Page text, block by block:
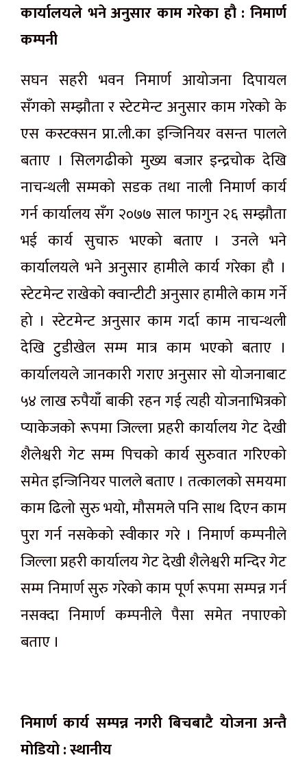
कार्यालयले भने अनुसार काम गरेका हौ : निमार्ण
कम्पनी
सघन सहरी भवन निमार्ण आयोजना दिपायल
सँगको सम्झौता र स्टेटमेन्ट अनुसार काम गरेको के
एस कस्टक्सन प्रा.ली.का इन्जिनियर वसन्त पालले
बताए । सिलगढीको मुख्य बजार इन्द्रचोक देखि
नाचन्थली सम्मको सडक तथा नाली निमार्ण कार्य
गर्न कार्यालय सँग २०७७ साल फागुन २६ सम्झौता
भई कार्य सुचारु भएको बताए । उनले भने
कार्यालयले भने अनुसार हामीले कार्य गरेका हौ ।
स्टेटमेन्ट राखेको क्वान्टीटी अनुसार हामीले काम गर्ने
हो । स्टेटमेन्ट अनुसार काम गर्दा काम नाचन्थली
देखि टुडीखेल सम्म मात्र काम भएको बताए ।
कार्यालयले जानकारी गराए अनुसार सो योजनाबाट
५४ लाख रुपैयाँ बाकी रहन गई त्यही योजनाभित्रको
प्याकेजको रूपमा जिल्ला प्रहरी कार्यालय गेट देखी
शैलेश्वरी गेट सम्म पिचको कार्य सुरुवात गरिएको
समेत इन्जिनियर पालले बताए । तत्कालको समयमा
काम ढिलो सुरु भयो, मौसमले पनि साथ दिएन काम
पुरा गर्न नसकेको स्वीकार गरे । निमार्ण कम्पनीले
जिल्ला प्रहरी कार्यालय गेट देखी शैलेश्वरी मन्दिर गेट
सम्म निमार्ण सुरु गरेको काम पूर्ण रूपमा सम्पन्न गर्न
नसक्दा निमार्ण कम्पनीले पैसा समेत नपाएको
बताए ।
निमार्ण कार्य सम्पन्न नगरी बिचबाटै योजना अन्तै
मोडियो : स्थानीय